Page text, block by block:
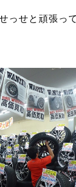
っせと頑張っ